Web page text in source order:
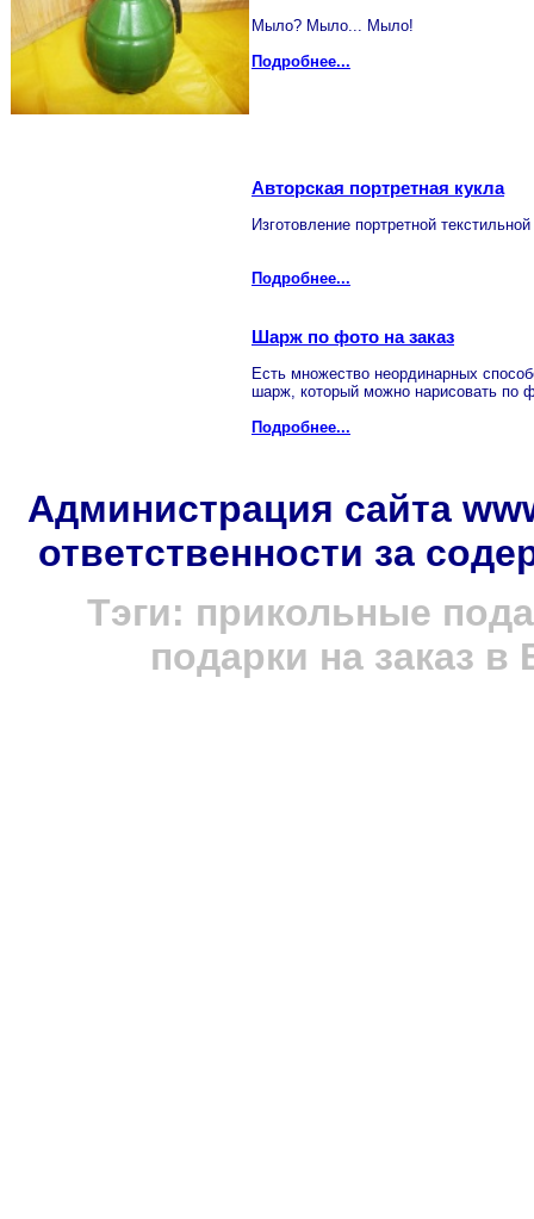
Мыло? Мыло... Мыло!
Подробнее...
Авторская портретная кукла
Изготовление портретной
Подробнее...
Шарж по фото на заказ
Есть множество неординарных
шарж, который можно нарисовать по
Подробнее...
Администрация сайта
ответственности за
Тэги: прикольные
подарки на заказ в